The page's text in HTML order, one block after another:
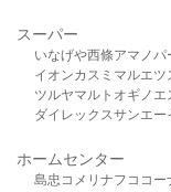
スーパー
いなげや西條アマノパ
イオンカスミ マルエツ
ツルヤマルト オギノ エ
ダイレックスサンエー
ホームセンター
島忠 コメリ ナフコ コー